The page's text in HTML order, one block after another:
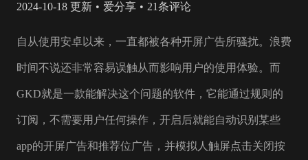
2024-10-18 更新 爱分享 21条评论
自从使用安卓以来，一直都被各种开屏广告所骚扰。浪费
时间不说还非常容易误触从而影响用户的使用体验。而
GKD就是一款能解决这个问题的软件，它能通过规则的
订阅，不需要用户任何操作，开启后就能自动识别某些
app的开屏广告和推荐位广告，并模拟人触屏点击关闭按